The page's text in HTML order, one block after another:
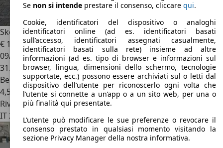
Skoda FabiaFabia IV 2022 1.0 mpi evo Style 80cv
€ 13.800
09/2022
31.000 km
Benzina
4,5 l/100 km (comb.)
Rivenditore
IT 24127 Bergamo - Bg
Se non si intende prestare il consenso, cliccare qui.
Cookie, identificatori del dispositivo o analoghi
identificatori online (ad es. identificatori basati
sull’accesso, identificatori assegnati casualmente,
identificatori basati sulla rete) insieme ad altre
informazioni (ad es. tipo di browser e informazioni sul
browser, lingua, dimensioni dello schermo, tecnologie
supportate, ecc.) possono essere archiviati sul o letti dal
dispositivo dell’utente per riconoscerlo ogni volta che
l’utente si connette a un’app o a un sito web, per una o
più finalità qui presentate.
L’utente può modificare le sue preferenze o revocare il
consenso prestato in qualsiasi momento visitando la
sezione Privacy Manager della nostra informativa.